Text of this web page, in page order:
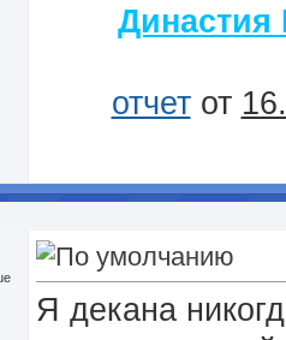
Династия
отчетот
Я декана